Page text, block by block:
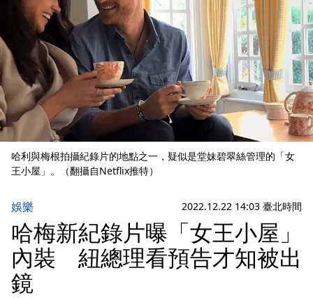
哈利與梅根拍攝紀錄片的地點之一，疑似是堂妹碧翠絲管理的「女
王小屋」。（翻攝自Netflix推特）
娛樂 2022.12.22 14:03 臺北時間
哈梅新紀錄片曝「女王小屋」
內裝 紐總理看預告才知被出
鏡